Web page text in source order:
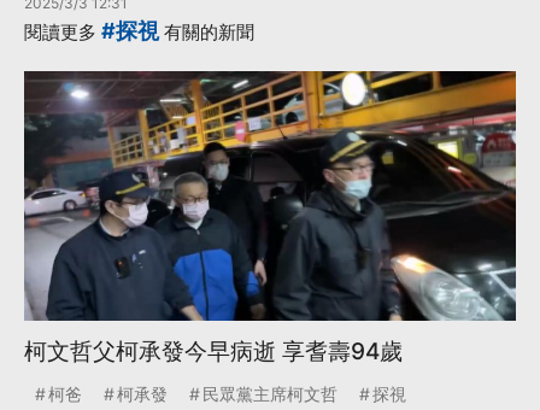
閱讀更多 #探視有關的新聞
柯文哲父柯承發今早病逝 享耆壽94歲
柯爸 柯承發 民眾黨主席柯文哲 探視